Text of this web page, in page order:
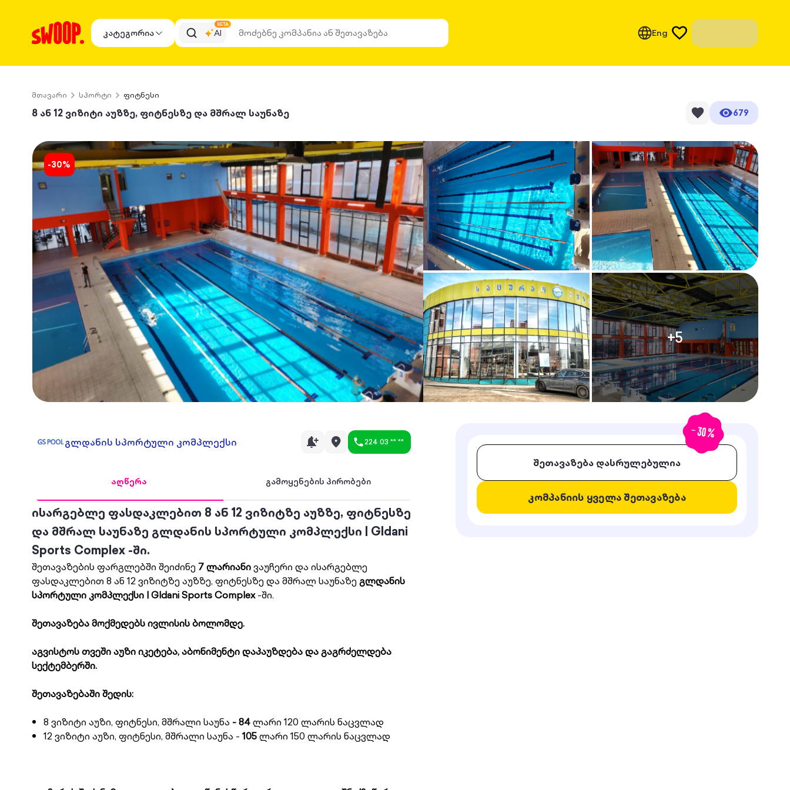
კატეგორია AI
BETA
Eng
მთავარი სპორტი ფიტნესი
8 ან 12 ვიზიტი აუზზე, ფიტნესზე და მშრალ საუნაზე 679
+5
-30%
გლდანის სპორტული კომპლექსი 224 03 ** **
აღწერა გამოყენების პირობები
ისარგებლე ფასდაკლებით 8 ან 12 ვიზიტზე აუზზე, ფიტნესზე
და მშრალ საუნაზე გლდანის სპორტული კომპლექსი | Gldani
Sports Complex -ში.
შეთავაზების ფარგლებში შეიძინე 7 ლარიანივაუჩერი და ისარგებლე
ფასდაკლებით 8 ან 12 ვიზიტზე აუზზე, ფიტნესზე და მშრალ საუნაზეგლდანის
სპორტული კომპლექსი | Gldani Sports Complex-ში.
შეთავაზება მოქმედებს ივლისის ბოლომდე.
აგვისტოს თვეში აუზი იკეტება, აბონიმენტი დაპაუზდება და გაგრძელდება
სექტემბერში.
შეთავაზებაში შედის:
8 ვიზიტი აუზი, ფიტნესი, მშრალი საუნა - 84ლარი 120 ლარის ნაცვლად
12 ვიზიტი აუზი, ფიტნესი, მშრალი საუნა - 105ლარი 150 ლარის ნაცვლად
-30%
შეთავაზება დასრულებულია
კომპანიის ყველა შეთავაზება